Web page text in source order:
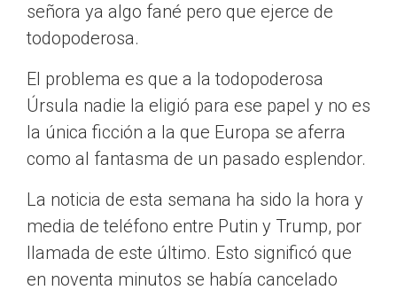
señora ya algo fané pero que ejerce de
todopoderosa.
El problema es que a la todopoderosa
Úrsula nadie la eligió para ese papel y no es
la única ficción a la que Europa se aferra
como al fantasma de un pasado esplendor.
La noticia de esta semana ha sido la hora y
media de teléfono entre Putin y Trump, por
llamada de este último. Esto significó que
en noventa minutos se había cancelado